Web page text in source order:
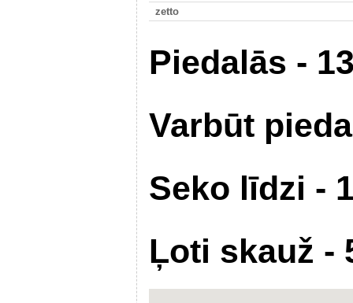
zetto
Piedalās -
Varbūt
Seko līdzi -
Ļoti skauž -